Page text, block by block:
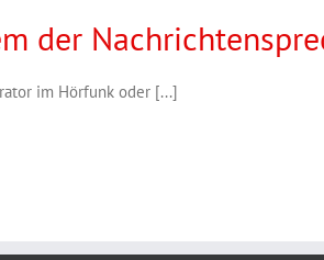
der
im Hörfunk oder [...]